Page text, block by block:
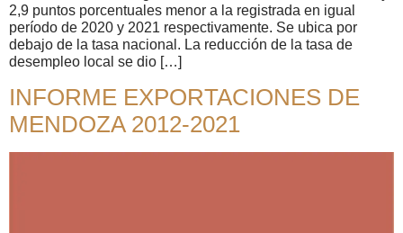
2,9 puntos porcentuales menor a la registrada en igual
período de 2020 y 2021 respectivamente. Se ubica por
debajo de la tasa nacional. La reducción de la tasa de
desempleo local se dio […]
INFORME EXPORTACIONES DE
MENDOZA 2012-2021